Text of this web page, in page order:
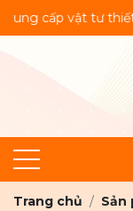
tư thiết bị
Trang chủ Sản